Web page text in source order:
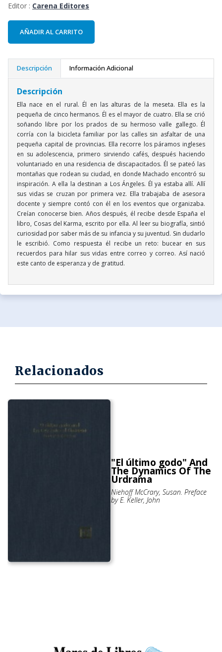
Editor : Carena Editores
AÑADIR AL CARRITO
Descripción Información Adicional
Descripción
Ella nace en el rural. Él en las alturas de la meseta. Ella es la
pequeña de cinco hermanos. Él es el mayor de cuatro. Ella se crió
soñando libre por los prados de su hermoso valle gallego. Él
corría con la bicicleta familiar por las calles sin asfaltar de una
pequeña capital de provincias. Ella recorre los páramos ingleses
en su adolescencia, primero sirviendo cafés, después haciendo
voluntariado en una residencia de discapacitados. Él se pateó las
montañas que rodean su ciudad, en donde Machado encontró su
inspiración. A ella la destinan a Los Ángeles. Él ya estaba allí. Allí
sus vidas se cruzan por primera vez. Ella trabajaba de asesora
docente y siempre contó con él en los eventos que organizaba.
Creían conocerse bien. Años después, él recibe desde España el
libro, Cosas del Karma, escrito por ella. Al leer su biografía, sintió
curiosidad por saber más de su infancia y su juventud. Sin dudarlo
le escribió. Como respuesta él recibe un reto: bucear en sus
recuerdos para hilar sus vidas entre correo y correo. Así nació
este canto de esperanza y de gratitud.
Relacionados
"El último godo" And
The Dynamics Of The
Urdrama
Niehoff McCrary, Susan. Preface
by E. Keller, John